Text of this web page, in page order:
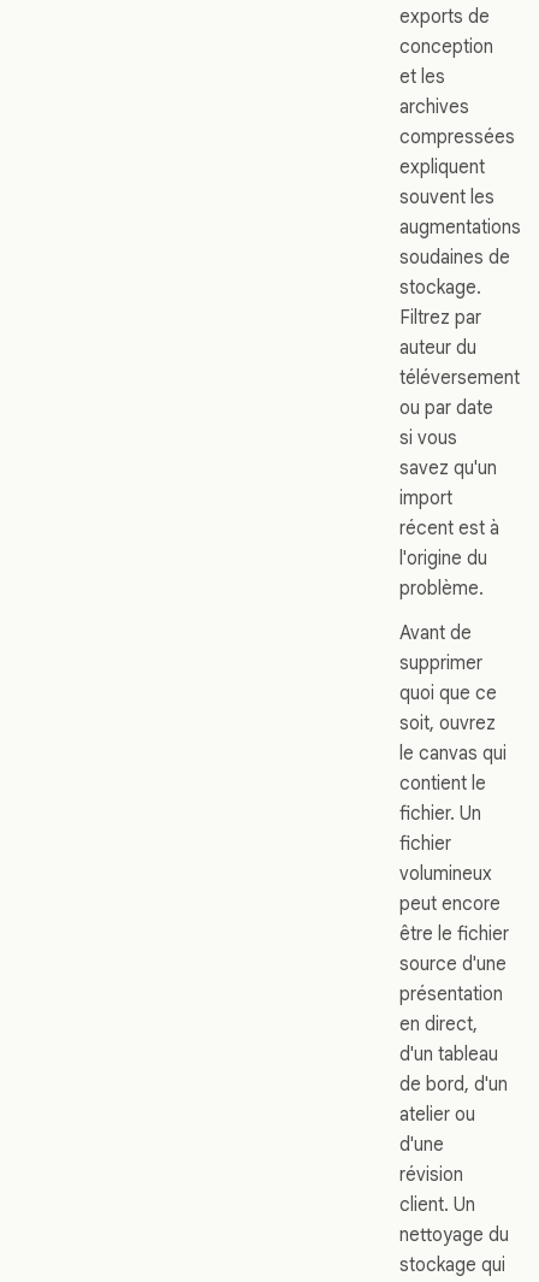
exports de
conception
et les
archives
compressées
expliquent
souvent les
augmentations
soudaines de
stockage.
Filtrez par
auteur du
téléversement
ou par date
si vous
savez qu'un
import
récent est à
l'origine du
problème.
Avant de
supprimer
quoi que ce
soit, ouvrez
le canvas qui
contient le
fichier. Un
fichier
volumineux
peut encore
être le fichier
source d'une
présentation
en direct,
d'un tableau
de bord, d'un
atelier ou
d'une
révision
client. Un
nettoyage du
stockage qui